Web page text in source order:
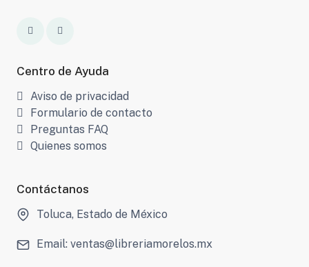
Centro de Ayuda
Aviso de privacidad
Formulario de contacto
Preguntas FAQ
Quienes somos
Contáctanos
Toluca, Estado de México
Email: ventas@libreriamorelos.mx